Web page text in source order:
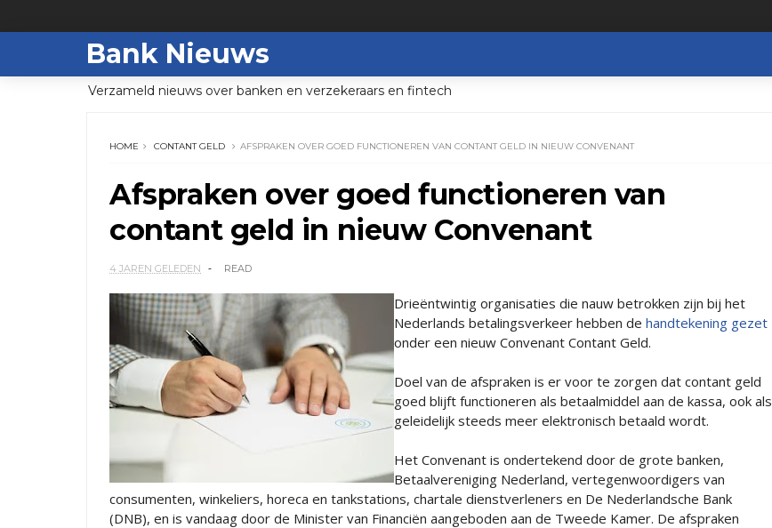
Bank Nieuws
Verzameld nieuws over banken en verzekeraars en fintech
HOME CONTANT GELD AFSPRAKEN OVER GOED FUNCTIONEREN VAN CONTANT GELD IN NIEUW CONVENANT
Afspraken over goed functioneren van
contant geld in nieuw Convenant
4 JAREN GELEDEN READ
Drieëntwintig organisaties die nauw betrokken zijn bij het
Nederlands betalingsverkeer hebben de handtekening gezet
onder een nieuw Convenant Contant Geld.
Doel van de afspraken is er voor te zorgen dat contant geld
goed blijft functioneren als betaalmiddel aan de kassa, ook als
geleidelijk steeds meer elektronisch betaald wordt.
Het Convenant is ondertekend door de grote banken,
Betaalvereniging Nederland, vertegenwoordigers van
consumenten, winkeliers, horeca en tankstations, chartale dienstverleners en De Nederlandsche Bank
(DNB), en is vandaag door de Minister van Financiën aangeboden aan de Tweede Kamer. De afspraken